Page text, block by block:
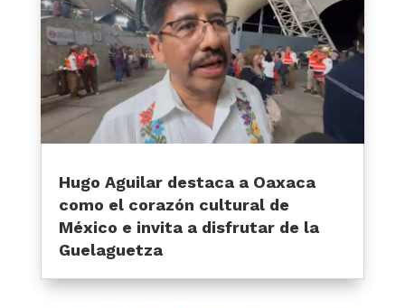
Hugo Aguilar destaca a Oaxaca
como el corazón cultural de
México e invita a disfrutar de la
Guelaguetza